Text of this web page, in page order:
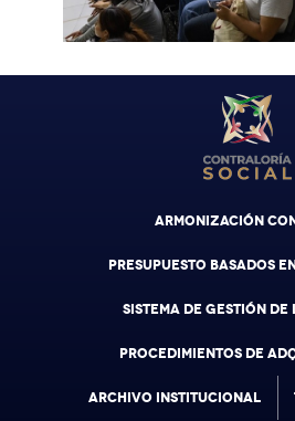
ARMONIZACIÓN
PRESUPUESTO BASADOS
SISTEMA DE GESTIÓN
PROCEDIMIENTOS DE
ARCHIVO INSTITUCIONAL